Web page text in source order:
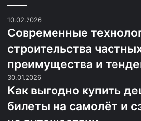
10.02.2026
Современные
строительства
преимущества и
30.01.2026
Как выгодно купить
билеты на самолёт и